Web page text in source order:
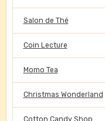
Salon de Thé
Coin Lecture
Momo Tea
Christmas Wonderland